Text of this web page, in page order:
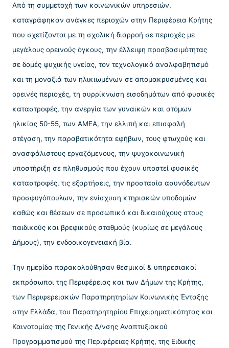
Από τη συμμετοχή των κοινωνικών υπηρεσιών,
καταγράφηκαν ανάγκες περιοχών στην Περιφέρεια Κρήτης
που σχετίζονται με τη σχολική διαρροή σε περιοχές με
μεγάλους ορεινούς όγκους, την έλλειψη προσβασιμότητας
σε δομές ψυχικής υγείας, τον τεχνολογικό αναλφαβητισμό
και τη μοναξιά των ηλικιωμένων σε απομακρυσμένες και
ορεινές περιοχές, τη συρρίκνωση εισοδημάτων από φυσικές
καταστροφές, την ανεργία των γυναικών και ατόμων
ηλικίας 50-55, των ΑΜΕΑ, την ελλιπή και επισφαλή
στέγαση, την παραβατικότητα εφήβων, τους φτωχούς και
ανασφάλιστους εργαζόμενους, την ψυχοκοινωνική
υποστήριξη σε πληθυσμούς που έχουν υποστεί φυσικές
καταστροφές, τις εξαρτήσεις, την προστασία ασυνόδευτων
προσφυγόπουλων, την ενίσχυση κτηριακών υποδομών
καθώς και θέσεων σε προσωπικό και δικαιούχους στους
παιδικούς και βρεφικούς σταθμούς (κυρίως σε μεγάλους
Δήμους), την ενδοοικογενειακή βία.
Την ημερίδα παρακολούθησαν θεσμικοί & υπηρεσιακοί
εκπρόσωποι της Περιφέρειας και των Δήμων της Κρήτης,
των Περιφερειακών Παρατηρητηρίων Κοινωνικής Ένταξης
στην Ελλάδα, του Παρατηρητηρίου Επιχειρηματικότητας και
Καινοτομίας της Γενικής Δ/νσης Αναπτυξιακού
Προγραμματισμού της Περιφέρειας Κρήτης, της Ειδικής